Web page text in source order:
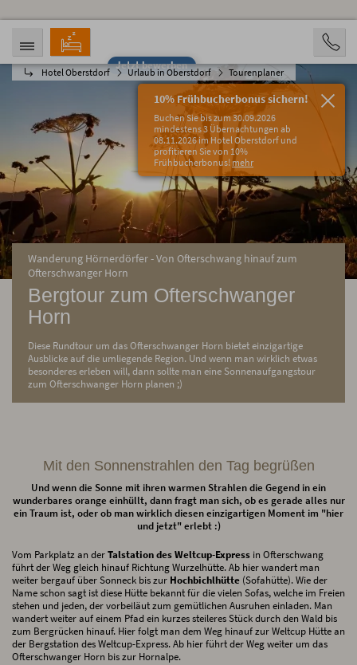
Jetzt bewerben
Hotel Oberstdorf Urlaub in Oberstdorf Tourenplaner
10% Frühbucherbonus sichern!
Buchen Sie bis zum 30.09.2026
mindestens 3 Übernachtungen ab
08.11.2026 im Hotel Oberstdorf und
profitieren Sie von 10%
Frühbucherbonus!mehr
ANREISE ABREISE
15.08.2026
2 Personen
BUCHEN
Wanderung Hörnerdörfer - Von Ofterschwang hinauf zum
Ofterschwanger Horn
Bergtour zum Ofterschwanger
Horn
Diese Rundtour um das Ofterschwanger Horn bietet einzigartige
Ausblicke auf die umliegende Region. Und wenn man wirklich etwas
besonderes erleben will, dann sollte man eine Sonnenaufgangstour
zum Ofterschwanger Horn planen ;)
Mit den Sonnenstrahlen den Tag begrüßen
Und wenn die Sonne mit ihren warmen Strahlen die Gegend in ein
wunderbares orange einhüllt, dann fragt man sich, ob es gerade alles nur
ein Traum ist, oder ob man wirklich diesen einzigartigen Moment im "hier
und jetzt" erlebt :)
Vom Parkplatz an derTalstation des Weltcup-Express in Ofterschwang
führt der Weg gleich hinauf Richtung Wurzelhütte. Ab hier wandert man
weiter bergauf über Sonneck bis zur Hochbichlhütte (Sofahütte). Wie der
Name schon sagt ist diese Hütte bekannt für die vielen Sofas, welche im Freien
stehen und jeden, der vorbeiläut zum gemütlichen Ausruhen einladen. Man
wandert weiter auf einem Pfad ein kurzes steileres Stück durch den Wald bis
zum Bergrücken hinauf. Hier folgt man dem Weg hinauf zur Weltcup Hütte an
der Bergstation des Weltcup-Express. Ab hier führt der Weg weiter um das
Ofterschwanger Horn bis zur Hornalpe.